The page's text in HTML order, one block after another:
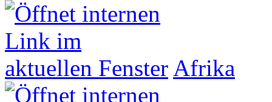
Afrika